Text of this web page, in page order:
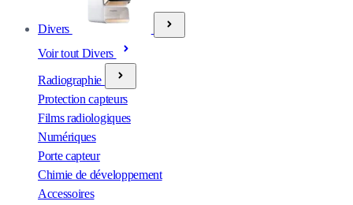
Divers
Voir tout Divers
Radiographie
Protection capteurs
Films radiologiques
Numériques
Porte capteur
Chimie de développement
Accessoires